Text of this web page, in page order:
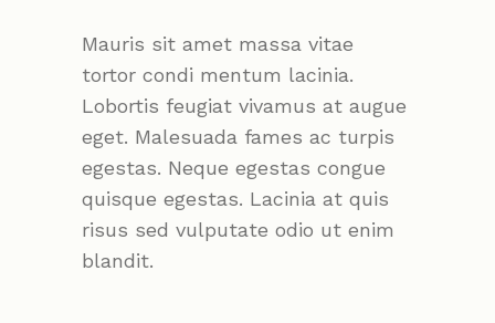
Mauris sit amet massa vitae
tortor condi mentum lacinia.
Lobortis feugiat vivamus at augue
eget. Malesuada fames ac turpis
egestas. Neque egestas congue
quisque egestas. Lacinia at quis
risus sed vulputate odio ut enim
blandit.